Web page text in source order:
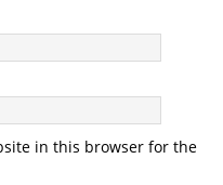
in this browser for the